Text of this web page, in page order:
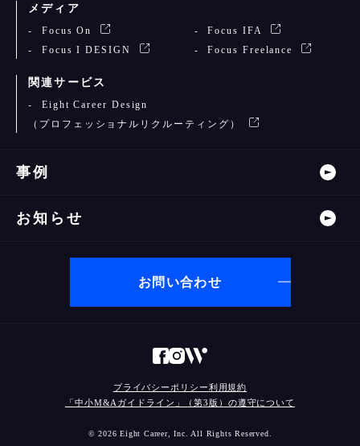
メディア
Focus On
Focus IFA
Focus I DESIGN
Focus Freelance
関連サービス
Eight Career Design
（プロフェッショナルリクルーティング）
事例
お知らせ
お問い合わせ
プライバシーポリシー利用規約
「中小M&Aガイドライン」（第3版）の遵守について
© 2026 Eight Career, Inc. All Rights Reserved.